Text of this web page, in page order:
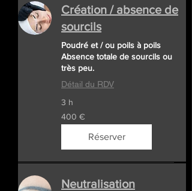
Création / absence de
sourcils
Poudré et / ou poils à poils
Absence totale de sourcils ou
très peu.
Détail du RDV
3 h
400
euros
400 €
Réserver
Neutralisation